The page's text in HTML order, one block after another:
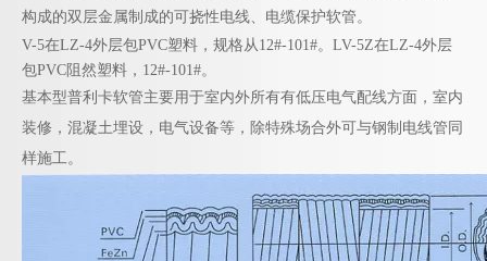
构成的双层金属制成的可挠性电线、电缆保护软管。
V-5在LZ-4外层包PVC塑料，规格从12#-101#。 LV-5Z在LZ-4外层
包PVC阻然塑料，12#-101#。
基本型普利卡软管主要用于室内外所有有低压电气配线方面，室内
装修，混凝土埋设，电气设备等，除特殊场合外可与钢制电线管同
样施工。